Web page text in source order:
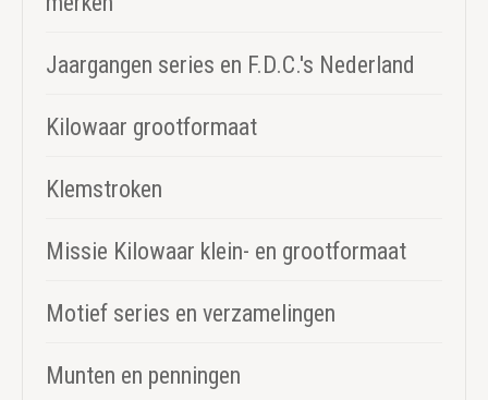
Jaargangen series en F.D.C.'s Nederland
Kilowaar grootformaat
Klemstroken
Missie Kilowaar klein- en grootformaat
Motief series en verzamelingen
Munten en penningen